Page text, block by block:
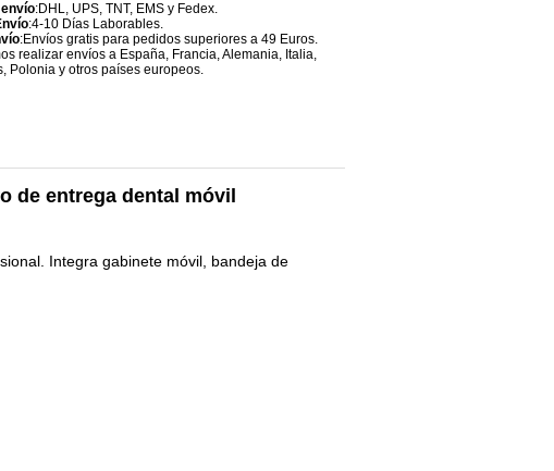
:DHL, UPS, TNT, EMS y Fedex.
:4-10 Días Laborables.
:Envíos gratis para pedidos superiores a 49 Euros.
realizar envíos a España, Francia, Alemania, Italia,
Polonia y otros países europeos.
de entrega dental móvil
Integra gabinete móvil, bandeja de